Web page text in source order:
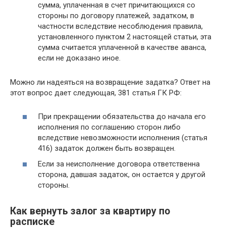
сумма, уплаченная в счет причитающихся со
стороны по договору платежей, задатком, в
частности вследствие несоблюдения правила,
установленного пунктом 2 настоящей статьи, эта
сумма считается уплаченной в качестве аванса,
если не доказано иное.
Можно ли надеяться на возвращение задатка? Ответ на
этот вопрос дает следующая, 381 статья ГК РФ:
При прекращении обязательства до начала его
исполнения по соглашению сторон либо
вследствие невозможности исполнения (статья
416) задаток должен быть возвращен.
Если за неисполнение договора ответственна
сторона, давшая задаток, он остается у другой
стороны.
Как вернуть залог за квартиру по
расписке